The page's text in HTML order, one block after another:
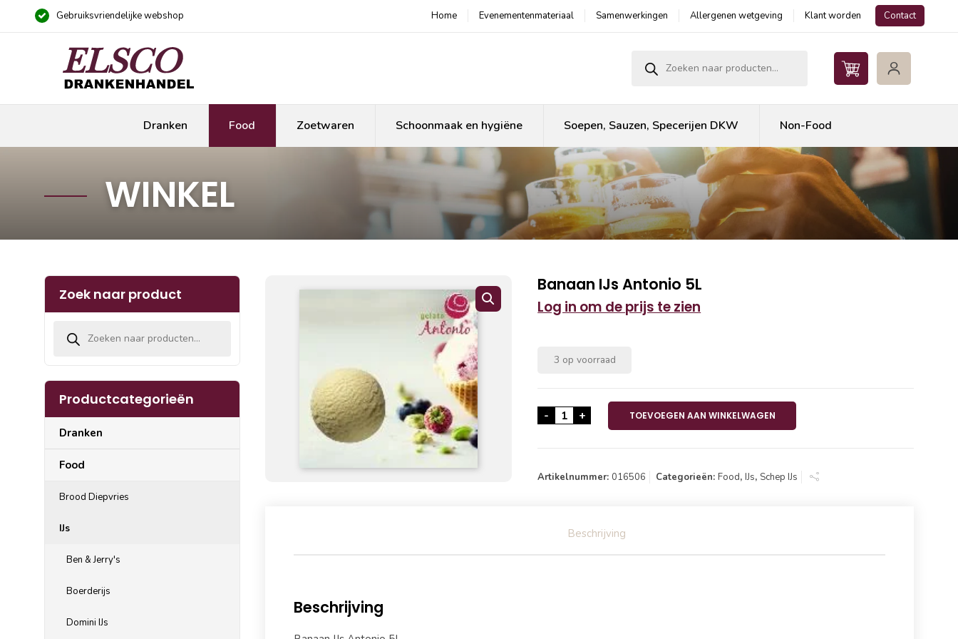
Gebruiksvriendelijke webshop Home Evenementenmateriaal Samenwerkingen Allergenen wetgeving Klant worden Contact
Dranken Food Zoetwaren Schoonmaak en hygiëne Soepen, Sauzen, Specerijen DKW Non-Food
WINKEL
Banaan IJs Antonio 5L
Log in om de prijs te zien
3 op voorraad
- Banaan IJs Antonio 5L aantal
+ TOEVOEGEN AAN WINKELWAGEN
Artikelnummer: 016506 Categorieën:Food,IJs, Schep IJs
Beschrijving
Beschrijving
Zoek naar product
Productcategorieën
Dranken
Food
Brood Diepvries
IJs
Ben & Jerry's
Boerderijs
Domini IJs